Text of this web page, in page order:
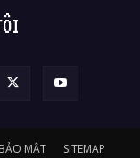
MẬT SITEMAP